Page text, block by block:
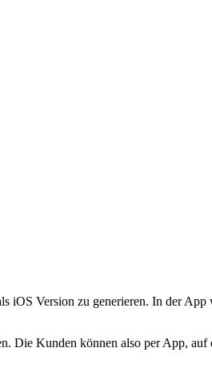
iOS Version zu generieren. In der
Die Kunden können also per App,